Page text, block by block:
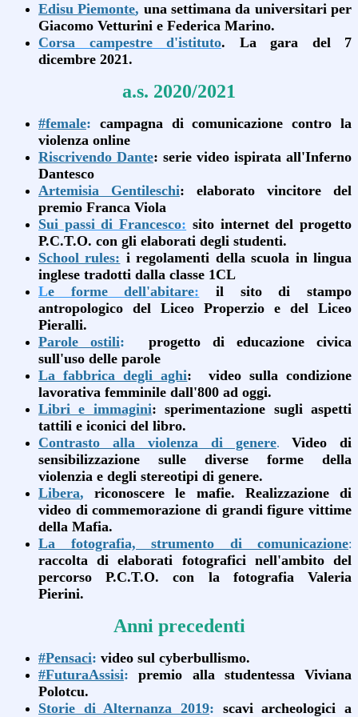
Edisu Piemonte, una settimana da universitari per
Giacomo Vetturini e Federica Marino.
Corsa campestre d'istituto. La gara del 7
dicembre 2021.
a.s. 2020/2021
#female: campagna di comunicazione contro la
violenza online
Riscrivendo Dante: serie video ispirata all'Inferno
Dantesco
Artemisia Gentileschi: elaborato vincitore del
premio Franca Viola
Sui passi di Francesco: sito internet del progetto
P.C.T.O. con gli elaborati degli studenti.
School rules: i regolamenti della scuola in lingua
inglese tradotti dalla classe 1CL
Le forme dell'abitare: il sito di stampo
antropologico del Liceo Properzio e del Liceo
Pieralli.
Parole ostili: progetto di educazione civica
sull'uso delle parole
La fabbrica degli aghi: video sulla condizione
lavorativa femminile dall'800 ad oggi.
Libri e immagini: sperimentazione sugli aspetti
tattili e iconici del libro.
Contrasto alla violenza di genere.
Video di
sensibilizzazione sulle diverse forme della
violenzia e degli stereotipi di genere.
Libera, riconoscere le mafie. Realizzazione di
video di commemorazione di grandi figure vittime
della Mafia.
La fotografia, strumento di comunicazione:
raccolta di elaborati fotografici nell'ambito del
percorso P.C.T.O. con la fotografia Valeria
Pierini.
Anni precedenti
#Pensaci: video sul cyberbullismo.
#FuturaAssisi: premio alla studentessa Viviana
Polotcu.
Storie di Alternanza 2019: scavi archeologici a